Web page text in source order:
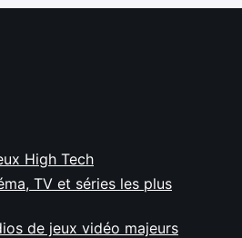
High Tech
TV et séries les plus
de jeux vidéo majeurs